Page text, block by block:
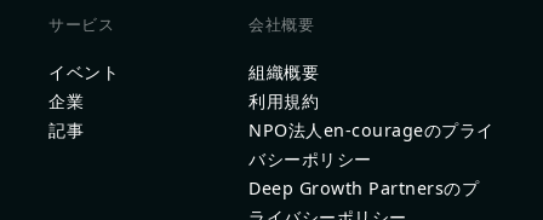
サービス
イベント
企業
記事
会社概要
組織概要
利用規約
NPO法人en-courageのプライ
バシーポリシー
Deep Growth Partnersのプ